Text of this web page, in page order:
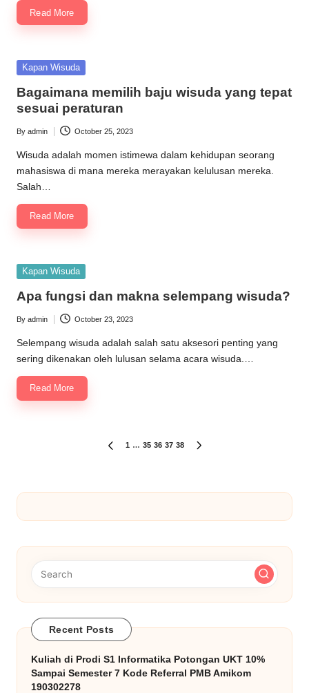
Read More
Posted
Kapan Wisuda
Bagaimana memilih baju wisuda yang tepat
sesuai peraturan
Posted
by
By admin October 25, 2023
Wisuda adalah momen istimewa dalam kehidupan seorang
mahasiswa di mana mereka merayakan kelulusan mereka.
Salah…
Read More
Posted
Kapan Wisuda
Apa fungsi dan makna selempang wisuda?
Posted
by
By admin October 23, 2023
Selempang wisuda adalah salah satu aksesori penting yang
sering dikenakan oleh lulusan selama acara wisuda.…
Read More
PREVIOUS
1 … 35 36 37 38
Recent Posts
Kuliah di Prodi S1 Informatika Potongan UKT 10%
Sampai Semester 7 Kode Referral PMB Amikom
190302278